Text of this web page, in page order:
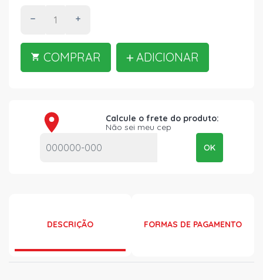
COMPRAR ADICIONAR
Calcule o frete do produto:
Não sei meu cep
OK
DESCRIÇÃO FORMAS DE PAGAMENTO